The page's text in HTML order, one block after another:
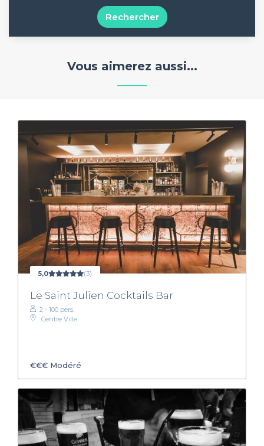
Rechercher
Vous aimerez aussi...
5,0 (3)
Le Saint Julien Cocktails Bar
2 - 100 pers.
Centre Ville
€€€ Modéré